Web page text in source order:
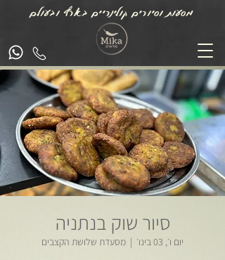
מסעות וסיורים קולינריים בארץ ובעולם
סיור שוק בנתניה
יום ו׳, 03 בינו׳
  |
מסעדת שלושת הקצבים